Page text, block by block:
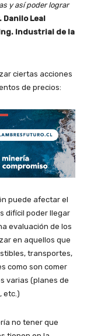
y así poder lograr
Danilo Leal
Industrial de la
ciertas acciones
de precios:
puede afectar el
difícil poder llegar
evaluación de los
en aquellos que
transportes,
como son comer
varias (planes de
etc.)
no tener que